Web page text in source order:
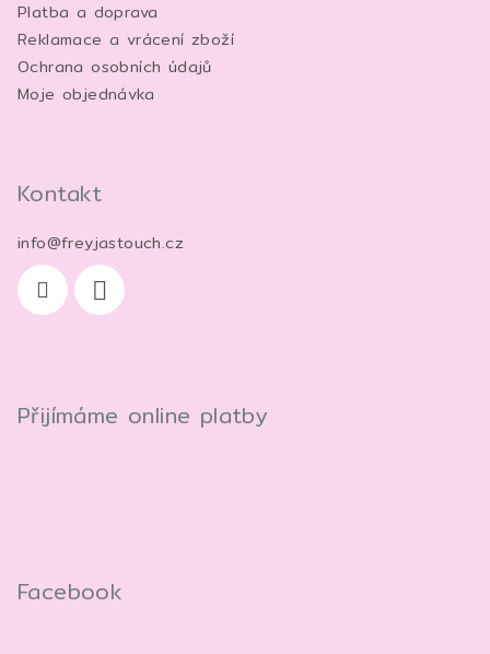
Platba a doprava
Reklamace a vrácení zboží
Ochrana osobních údajů
Moje objednávka
Kontakt
info@freyjastouch.cz
Přijímáme online platby
Facebook